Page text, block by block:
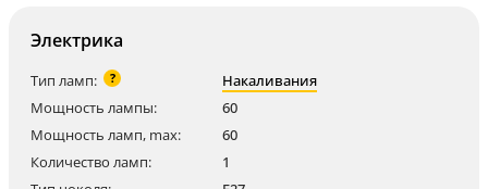
Электрика
Тип ламп: ?
Накаливания
Мощность лампы:
60
Мощность ламп, max:
60
Количество ламп:
1